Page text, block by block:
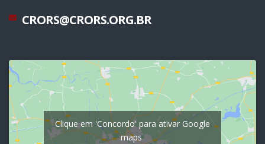
CRORS@CRORS.ORG.BR
Clique em 'Concordo' para ativar Google
maps